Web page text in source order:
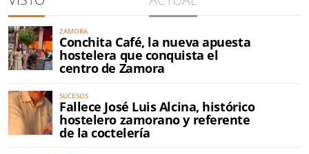
ZAMORA
Conchita Café, la nueva apuesta
hostelera que conquista el
centro de Zamora
SUCESOS
Fallece José Luis Alcina, histórico
hostelero zamorano y referente
de la coctelería